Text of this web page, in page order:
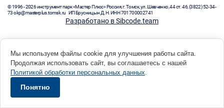
© 1996 - 2026 инструмент парк «Мастер Плюс» Россия, г. Томск, ул. Шевченко, 44 ст. 46, (3822) 52-34-
73 okp@masterplus.tomsk.ru ИП Брусницын Д.Н. ИНН 701700002741
Разработано в Sibcode.team
Мы используем файлы cookie для улучшения работы сайта.
Продолжая использовать сайт, вы соглашаетесь с нашей
Политикой обработки персональных данных.
Понятно